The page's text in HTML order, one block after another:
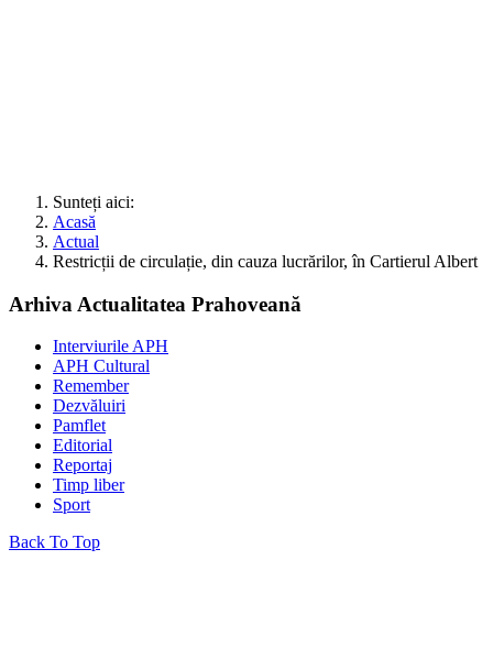
Sunteți aici:
Acasă
Actual
Restricții de circulație, din cauza lucrărilor, în Cartierul Albert
Arhiva Actualitatea Prahoveană
Interviurile APH
APH Cultural
Remember
Dezvăluiri
Pamflet
Editorial
Reportaj
Timp liber
Sport
Back To Top